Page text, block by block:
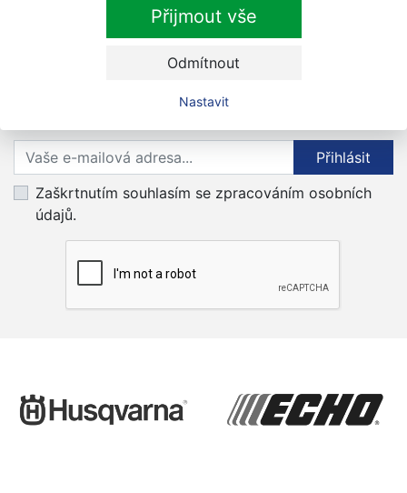
Přijmout vše
Odmítnout
Nastavit
Přihlaste se k odběru novinek
Přihlásit
Zaškrtnutím souhlasím se zpracováním osobních
údajů.